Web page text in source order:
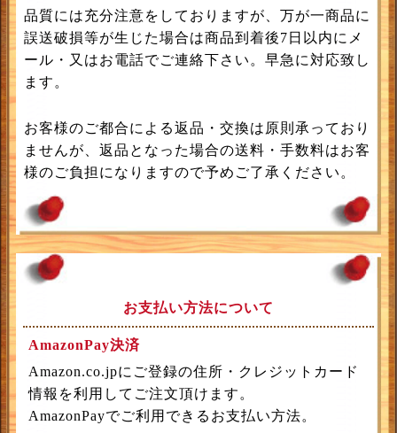
品質には充分注意をしておりますが、万が一商品に
誤送破損等が生じた場合は商品到着後7日以内にメ
ール・又はお電話でご連絡下さい。早急に対応致し
ます。
お客様のご都合による返品・交換は原則承っており
ませんが、返品となった場合の送料・手数料はお客
様のご負担になりますので予めご了承ください。
お支払い方法について
AmazonPay決済
Amazon.co.jpにご登録の住所・クレジットカード
情報を利用してご注文頂けます。
AmazonPayでご利用できるお支払い方法。